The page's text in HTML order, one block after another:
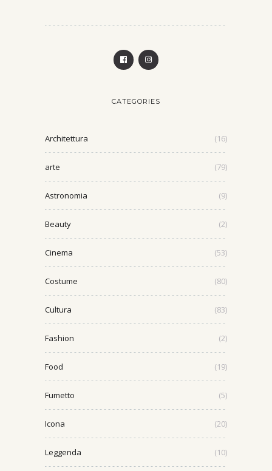
CATEGORIES
Architettura (16)
arte (79)
Astronomia (9)
Beauty (2)
Cinema (53)
Costume (80)
Cultura (83)
Fashion (2)
Food (19)
Fumetto (5)
Icona (20)
Leggenda (10)